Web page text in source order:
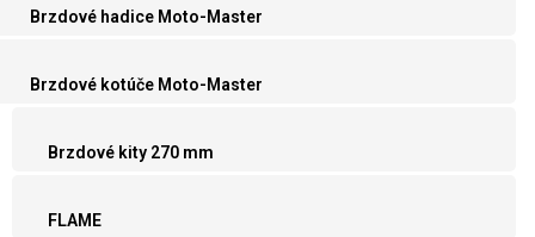
Brzdové hadice Moto-Master
Brzdové kotúče Moto-Master
Brzdové kity 270 mm
FLAME